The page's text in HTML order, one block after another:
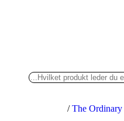
/ The Ordinary